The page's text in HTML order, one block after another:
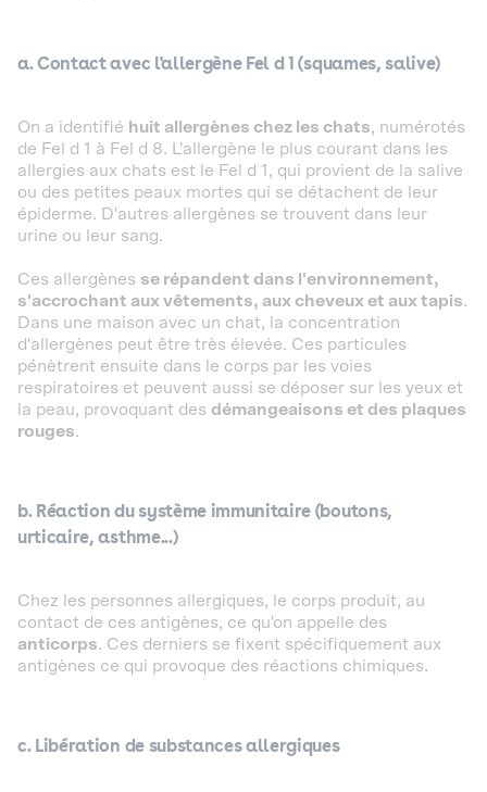
a. Contact avec l'allergène Fel d 1 (squames, salive)
On a identifié huit allergènes chez les chats, numérotés
de Fel d 1 à Fel d 8. L'allergène le plus courant dans les
allergies aux chats est le Fel d 1, qui provient de la salive
ou des petites peaux mortes qui se détachent de leur
épiderme. D'autres allergènes se trouvent dans leur
urine ou leur sang.
Ces allergènes se répandent dans l'environnement,
s'accrochant aux vêtements, aux cheveux et aux tapis.
Dans une maison avec un chat, la concentration
d'allergènes peut être très élevée. Ces particules
pénètrent ensuite dans le corps par les voies
respiratoires et peuvent aussi se déposer sur les yeux et
la peau, provoquant des démangeaisons et des plaques
rouges.
b. Réaction du système immunitaire (boutons,
urticaire, asthme...)
Chez les personnes allergiques, le corps produit, au
contact de ces antigènes, ce qu'on appelle des
anticorps. Ces derniers se fixent spécifiquement aux
antigènes ce qui provoque des réactions chimiques.
c. Libération de substances allergiques